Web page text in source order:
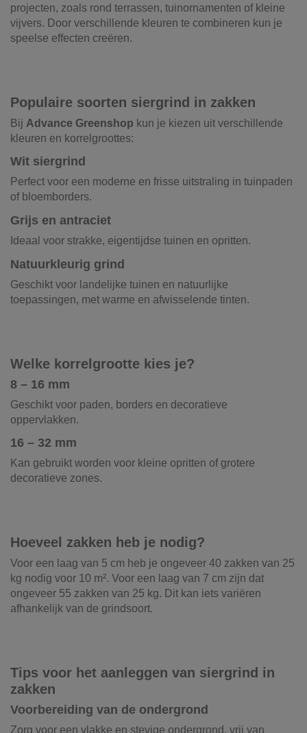
projecten, zoals rond terrassen, tuinornamenten of kleine
vijvers. Door verschillende kleuren te combineren kun je
speelse effecten creëren.
Populaire soorten siergrind in zakken
Bij Advance Greenshop kun je kiezen uit verschillende
kleuren en korrelgroottes:
Wit siergrind
Perfect voor een moderne en frisse uitstraling in tuinpaden
of bloemborders.
Grijs en antraciet
Ideaal voor strakke, eigentijdse tuinen en opritten.
Natuurkleurig grind
Geschikt voor landelijke tuinen en natuurlijke
toepassingen, met warme en afwisselende tinten.
Welke korrelgrootte kies je?
8 – 16 mm
Geschikt voor paden, borders en decoratieve
oppervlakken.
16 – 32 mm
Kan gebruikt worden voor kleine opritten of grotere
decoratieve zones.
Hoeveel zakken heb je nodig?
Voor een laag van 5 cm heb je ongeveer 40 zakken van 25
kg nodig voor 10 m². Voor een laag van 7 cm zijn dat
ongeveer 55 zakken van 25 kg. Dit kan iets variëren
afhankelijk van de grindsoort.
Tips voor het aanleggen van siergrind in
zakken
Voorbereiding van de ondergrond
Zorg voor een vlakke en stevige ondergrond, vrij van